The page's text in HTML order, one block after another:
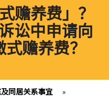
赡养费」？
讼中申请向
赡养费？
同居关系事宜
»